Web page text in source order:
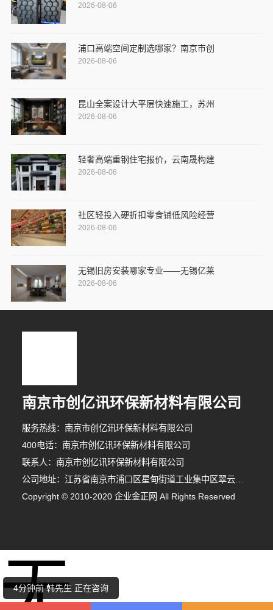
2026-08-06
浦口高端空间定制选哪家？南京市创
2026-08-06
昆山全案设计大平层快速施工，苏州
2026-08-06
轻奢高端重钢住宅报价，云南晟构建
2026-08-06
社区轻投入硬折扣零食铺低风险经营
2026-08-06
无锡旧房安装哪家专业——无锡亿莱
2026-08-06
南京市创亿讯环保新材料有限公司
服务热线：南京市创亿讯环保新材料有限公司
400电话：南京市创亿讯环保新材料有限公司
联系人：南京市创亿讯环保新材料有限公司
公司地址：江苏省南京市浦口区星甸街道工业集中区翠云南路8号
Copyright © 2010-2020 企业金正网 All Rights Reserved
4分钟前 韩先生 正在咨询
无